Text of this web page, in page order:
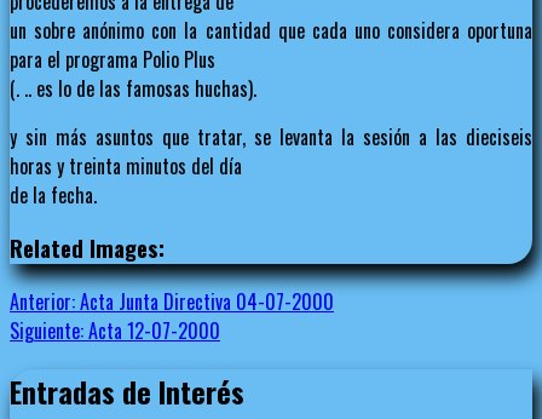
un sobre anónimo con la cantidad que cada uno considera oportuna
para el programa Polio Plus
(. .. es lo de las famosas huchas).
y sin más asuntos que tratar, se levanta la sesión a las dieciseis
horas y treinta minutos del día
de la fecha.
Related Images:
Navegación
de
entradas
Anterior:Acta Junta Directiva 04-07-2000
Siguiente:Acta 12-07-2000
Entradas de Interés